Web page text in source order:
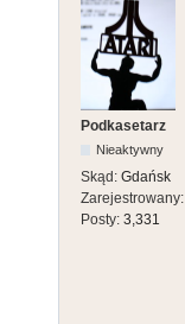
Podkasetarz
Nieaktywny
Skąd: Gdańsk
Zarejestrowany:
Posty: 3,331